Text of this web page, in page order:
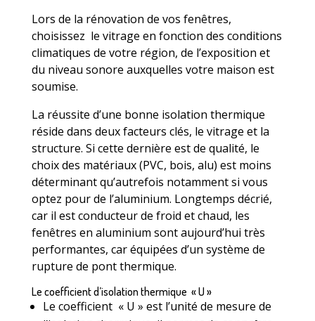
Lors de la rénovation de vos fenêtres,
choisissez le vitrage en fonction des conditions
climatiques de votre région, de l’exposition et
du niveau sonore auxquelles votre maison est
soumise.
La réussite d’une bonne isolation thermique
réside dans deux facteurs clés, le vitrage et la
structure. Si cette dernière est de qualité, le
choix des matériaux (PVC, bois, alu) est moins
déterminant qu’autrefois notamment si vous
optez pour de l’aluminium. Longtemps décrié,
car il est conducteur de froid et chaud, les
fenêtres en aluminium sont aujourd’hui très
performantes, car équipées d’un système de
rupture de pont thermique.
Le coefficient d’isolation thermique « U »
Le coefficient « U » est l’unité de mesure de